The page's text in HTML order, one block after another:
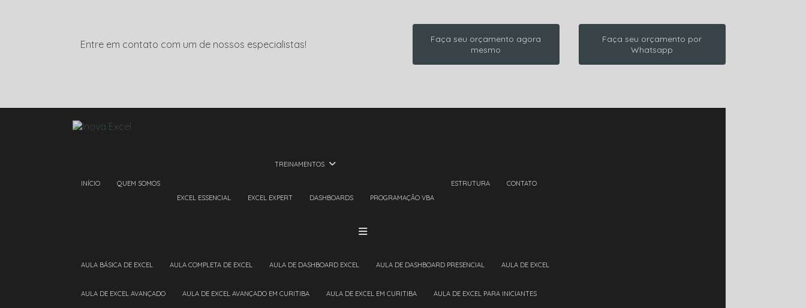
Entre em contato com um de nossos especialistas!
Faça seu orçamento agora
mesmo
Faça seu orçamento por
Whatsapp
INÍCIO QUEM SOMOS
TREINAMENTOS
EXCEL ESSENCIAL EXCEL EXPERT DASHBOARDS PROGRAMAÇÃO VBA
ESTRUTURA CONTATO
AULA BÁSICA DE EXCEL AULA COMPLETA DE EXCEL AULA DE DASHBOARD EXCEL AULA DE DASHBOARD PRESENCIAL AULA DE EXCEL
AULA DE EXCEL AVANÇADO AULA DE EXCEL AVANÇADO EM CURITIBA AULA DE EXCEL EM CURITIBA AULA DE EXCEL PARA INICIANTES